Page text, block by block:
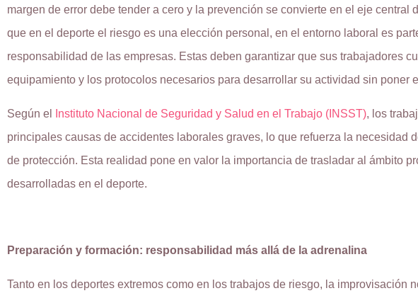
margen de error debe tender a cero y la prevención se convierte en el eje central
que en el deporte el riesgo es una elección personal, en el entorno laboral es
responsabilidad de las empresas. Estas deben garantizar que sus trabajadores
equipamiento y los protocolos necesarios para desarrollar su actividad sin poner
Según el Instituto Nacional de Seguridad y Salud en el Trabajo (INSST), los
principales causas de accidentes laborales graves, lo que refuerza la necesidad
de protección. Esta realidad pone en valor la importancia de trasladar al ámbito
desarrolladas en el deporte.
Preparación y formación: responsabilidad más allá de la adrenalina
Tanto en los deportes extremos como en los trabajos de riesgo, la improvisación